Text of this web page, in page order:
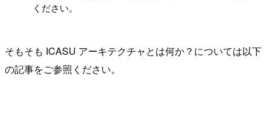
ください。
そもそも ICASU アーキテクチャとは何か？については以下
の記事をご参照ください。